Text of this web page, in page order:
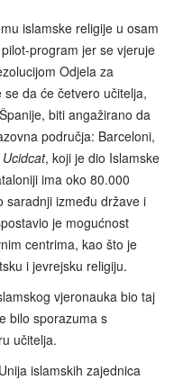
islamske religije u osam
program jer se vjeruje
Odjela za
da će četvero učitelja,
biti angažirano da
područja: Barceloni,
Ucidcat, koji je dio Islamske
ima oko 80.000
saradnji između države i
je mogućnost
centrima, kao što je
i jevrejsku religiju.
vjeronauka bio taj
bilo sporazuma s
učitelja.
islamskih zajednica